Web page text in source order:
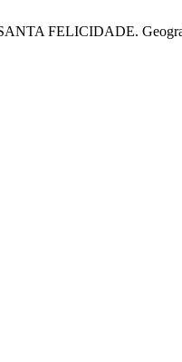
FELICIDADE.